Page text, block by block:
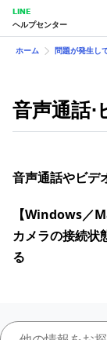
LINE
ヘルプセンター
ホーム 問題が発生し
音声通話
音声通話やビデ
【Windows／
カメラの接続状
る